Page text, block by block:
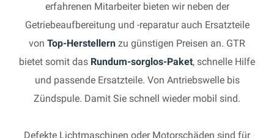
erfahrenen Mitarbeiter bieten wir neben der
Getriebeaufbereitung und -reparatur auch Ersatzteile
von Top-Herstellern zu günstigen Preisen an. GTR
bietet somit das Rundum-sorglos-Paket, schnelle Hilfe
und passende Ersatzteile. Von Antriebswelle bis
Zündspule. Damit Sie schnell wieder mobil sind.
Defekte Lichtmaschinen oder Motorschäden sind für